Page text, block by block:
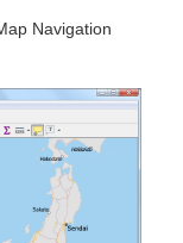
Navigation